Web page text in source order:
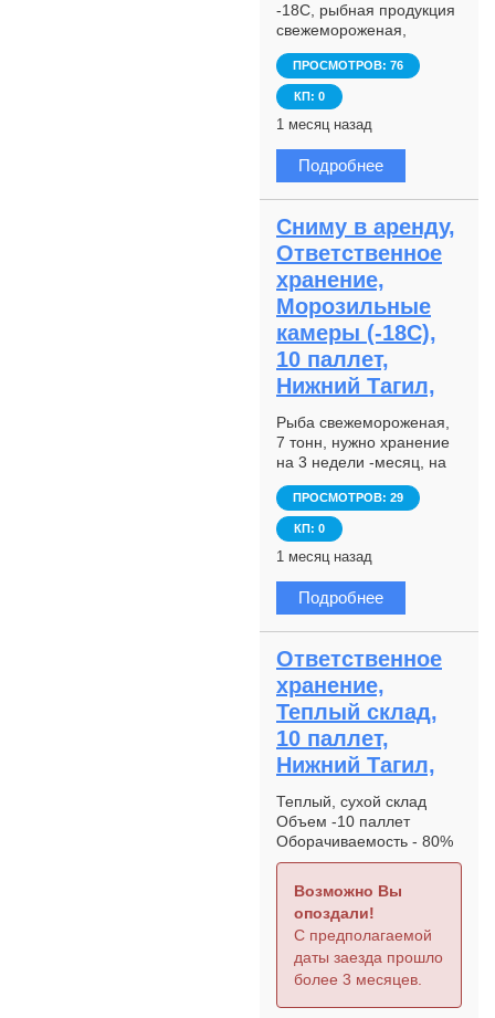
-18С, рыбная продукция
свежемороженая,
примерно 7 тонн, своя
холодильная установка
сломалась, на период
ремонта нужно хранение
на месяц
Подробнее
ПРОСМОТРОВ: 76
КП: 0
1 месяц назад
Сниму в аренду,
Ответственное
хранение,
Морозильные
камеры (-18С),
10 паллет,
Нижний Тагил,
Рыба свежемороженая,
7 тонн, нужно хранение
на 3 недели -месяц, на
время ремонта
собственной камеры.
Температура до -18
Подробнее
ПРОСМОТРОВ: 29
КП: 0
1 месяц назад
Ответственное
хранение,
Теплый склад,
10 паллет,
Нижний Тагил,
Теплый, сухой склад
Объем -10 паллет
Оборачиваемость - 80%
в месяц "Продукция:
из картона(ценники,
шелфбаннеры, плакаты,
листовки) Стойки
(картонные,
металлические,
пластиковые) до 25 кг"
Возможно Вы
опоздали!
С предполагаемой
даты заезда прошло
более 3 месяцев.